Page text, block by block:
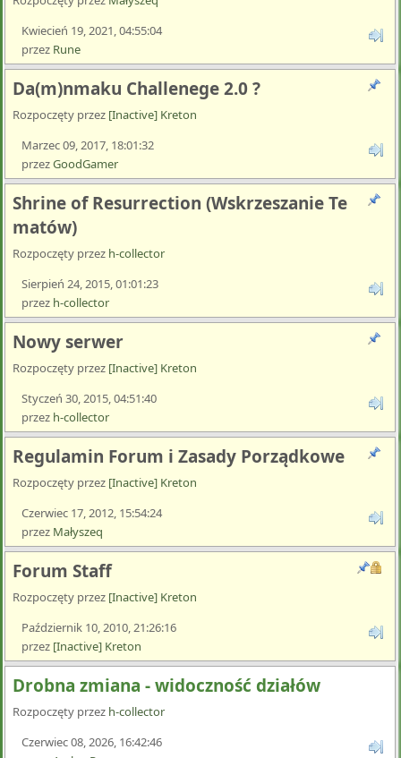
Kwiecień 19, 2021, 04:55:04
przez Rune
Da(m)nmaku Challenege 2.0 ?
Rozpoczęty przez [Inactive] Kreton
Marzec 09, 2017, 18:01:32
przezGoodGamer
Shrine of Resurrection (Wskrzeszanie Te
matów)
Rozpoczęty przez h-collector
Sierpień 24, 2015, 01:01:23
przez h-collector
Nowy serwer
Rozpoczęty przez [Inactive] Kreton
Styczeń 30, 2015, 04:51:40
przez h-collector
Regulamin Forum i Zasady Porządkowe
Rozpoczęty przez [Inactive] Kreton
Czerwiec 17, 2012, 15:54:24
przez Małyszeq
Forum Staff
Rozpoczęty przez [Inactive] Kreton
Październik 10, 2010, 21:26:16
przez [Inactive] Kreton
Drobna zmiana - widoczność działów
Rozpoczęty przez h-collector
Czerwiec 08, 2026, 16:42:46